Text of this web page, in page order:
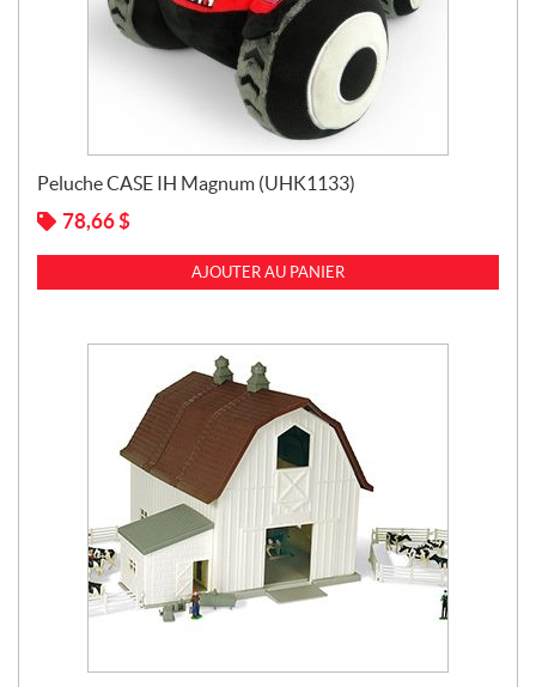
Peluche CASE IH Magnum (UHK1133)
78,66$
AJOUTER AU PANIER